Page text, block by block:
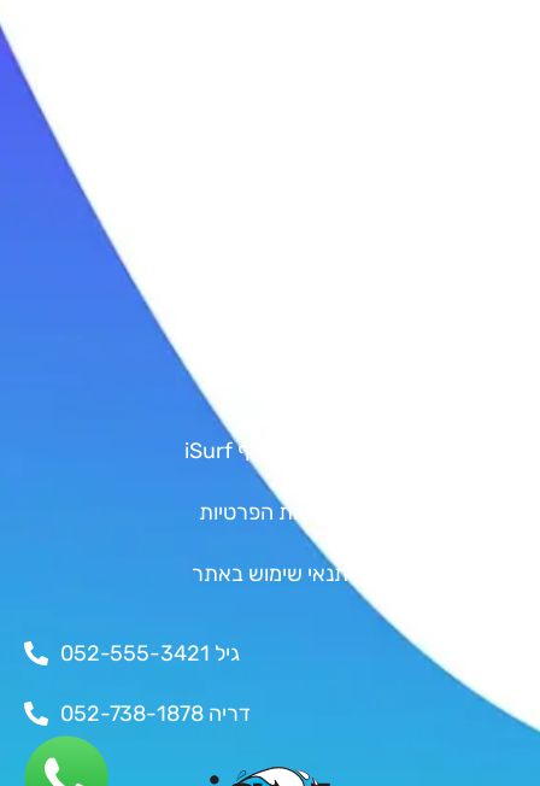
אודות איי סרף iSurf
מדיניות הפרטיות
תנאי שימוש באתר
גיל 052-555-3421
דריה 052-738-1878